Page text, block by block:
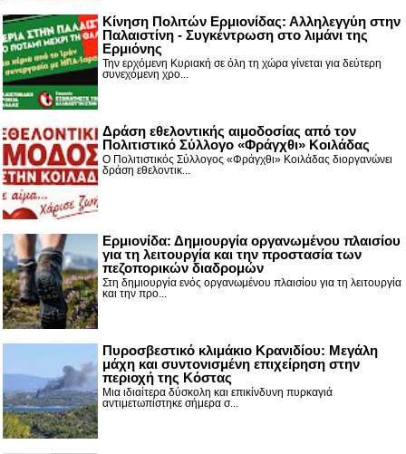
Κίνηση Πολιτών Ερμιονίδας: Αλληλεγγύη στην
Παλαιστίνη - Συγκέντρωση στο λιμάνι της
Ερμιόνης
Την ερχόμενη Κυριακή σε όλη τη χώρα γίνεται για δεύτερη
συνεχόμενη χρο...
Δράση εθελοντικής αιμοδοσίας από τον
Πολιτιστικό Σύλλογο «Φράγχθι» Κοιλάδας
Ο Πολιτιστικός Σύλλογος «Φράγχθι» Κοιλάδας διοργανώνει
δράση εθελοντικ...
Ερμιονίδα: Δημιουργία οργανωμένου πλαισίου
για τη λειτουργία και την προστασία των
πεζοπορικών διαδρομών
Στη δημιουργία ενός οργανωμένου πλαισίου για τη λειτουργία
και την προ...
Πυροσβεστικό κλιμάκιο Κρανιδίου: Μεγάλη
μάχη και συντονισμένη επιχείρηση στην
περιοχή της Κόστας
Μια ιδιαίτερα δύσκολη και επικίνδυνη πυρκαγιά
αντιμετωπίστηκε σήμερα σ...